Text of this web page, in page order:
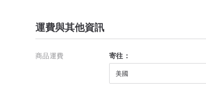
運費與其他資訊
商品運費 寄往：
美國